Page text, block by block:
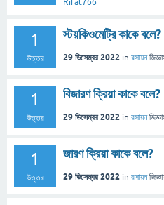
Rifat766
1
উত্তর
স্টয়কিওমেট্রি কাকে বলে?
29 ডিসেম্বর 2022 in রসায়ন
1
উত্তর
বিজারণ ক্রিয়া কাকে বলে?
29 ডিসেম্বর 2022 in রসায়ন
1
উত্তর
জারণ ক্রিয়া কাকে বলে?
29 ডিসেম্বর 2022 in রসায়ন